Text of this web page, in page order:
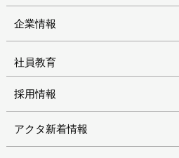
企業情報
社員教育
採用情報
アクタ新着情報